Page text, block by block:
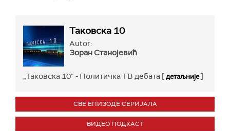
Таковска 10
Autor:
Зоран Станојевић
„Таковска 10“ - Политичка ТВ дебата [детаљније]
СВЕ ЕПИЗОДЕ СЕРИЈАЛА
ВИДЕО ПОДКАСТ